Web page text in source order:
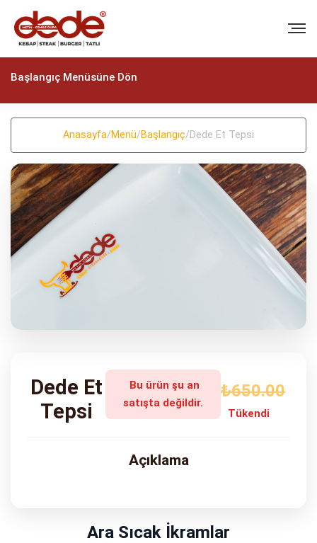
BIZI ARAYIN
+90 (322) 235 57 58
+90 (322) 235 57 58
info@dedekebap.com.tr
ADRES
Adana
Başlangıç Menüsüne Dön
Anasayfa/Menü/Başlangıç/Dede Et Tepsi
Dede Et
Tepsi
Bu ürün şu an
satışta değildir.
₺650.00
Tükendi
Açıklama
Ara Sıcak İkramlar